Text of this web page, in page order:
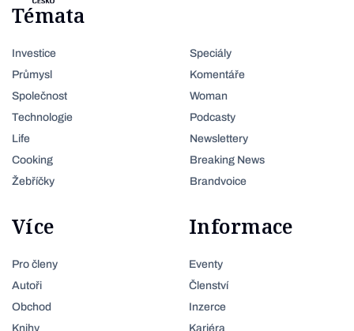
Témata
Investice
Průmysl
Společnost
Technologie
Life
Cooking
Žebříčky
Speciály
Komentáře
Woman
Podcasty
Newslettery
Breaking News
Brandvoice
Více
Pro členy
Autoři
Obchod
Knihy
Informace
Eventy
Členství
Inzerce
Kariéra